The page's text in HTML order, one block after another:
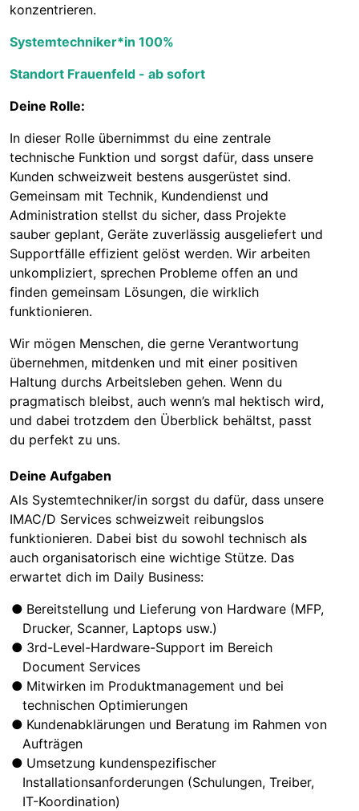
konzentrieren.
Systemtechniker*in 100%
Standort Frauenfeld - ab sofort
Deine Rolle:
In dieser Rolle übernimmst du eine zentrale
technische Funktion und sorgst dafür, dass unsere
Kunden schweizweit bestens ausgerüstet sind.
Gemeinsam mit Technik, Kundendienst und
Administration stellst du sicher, dass Projekte
sauber geplant, Geräte zuverlässig ausgeliefert und
Supportfälle effizient gelöst werden. Wir arbeiten
unkompliziert, sprechen Probleme offen an und
finden gemeinsam Lösungen, die wirklich
funktionieren.
Wir mögen Menschen, die gerne Verantwortung
übernehmen, mitdenken und mit einer positiven
Haltung durchs Arbeitsleben gehen. Wenn du
pragmatisch bleibst, auch wenn’s mal hektisch wird,
und dabei trotzdem den Überblick behältst, passt
du perfekt zu uns.
Deine Aufgaben
Als Systemtechniker/in sorgst du dafür, dass unsere
IMAC/D Services schweizweit reibungslos
funktionieren. Dabei bist du sowohl technisch als
auch organisatorisch eine wichtige Stütze. Das
erwartet dich im Daily Business:
Bereitstellung und Lieferung von Hardware (MFP,
Drucker, Scanner, Laptops usw.)
3rd-Level-Hardware-Support im Bereich
Document Services
Mitwirken im Produktmanagement und bei
technischen Optimierungen
Kundenabklärungen und Beratung im Rahmen von
Aufträgen
Umsetzung kundenspezifischer
Installationsanforderungen (Schulungen, Treiber,
IT-Koordination)